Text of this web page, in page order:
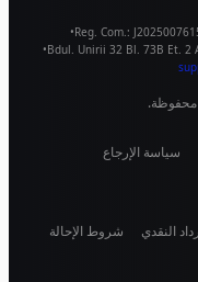
Reg. Com.:
Bdul. Unirii 32 Bl. 73B
•
الإرجاع
شروط الإحالة